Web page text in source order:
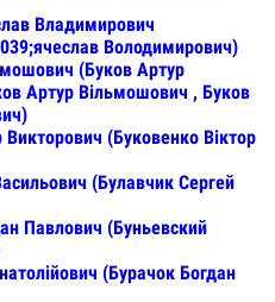
Владимирович
Володимирович)
(Буков Артур
Артур Вільмошович , Буков
(Буковенко Віктор
(Булавчик Сергей
Павлович (Буньевский
(Бурачок Богдан